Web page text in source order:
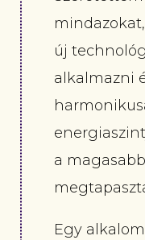
új
alkalmazni
a
Egy alkalom